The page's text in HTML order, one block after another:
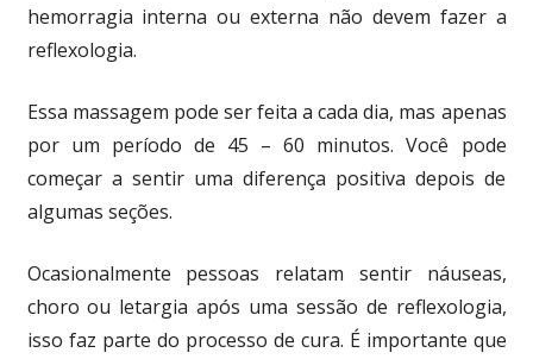
hemorragia interna ou externa não devem fazer a
reflexologia.
Essa massagem pode ser feita a cada dia, mas apenas
por um período de 45 – 60 minutos. Você pode
começar a sentir uma diferença positiva depois de
algumas seções.
Ocasionalmente pessoas relatam sentir náuseas,
choro ou letargia após uma sessão de reflexologia,
isso faz parte do processo de cura. É importante que